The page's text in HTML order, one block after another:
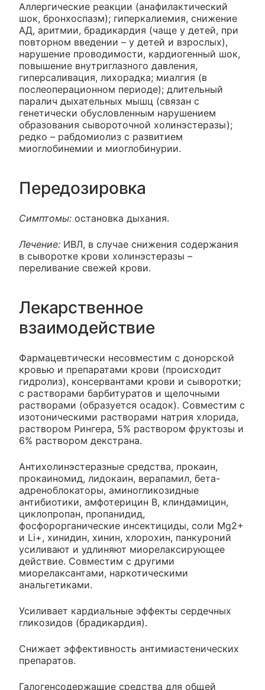
Аллергические реакции (анафилактический
шок, бронхоспазм); гиперкалиемия, снижение
АД, аритмии, брадикардия (чаще у детей, при
повторном введении – у детей и взрослых),
нарушение проводимости, кардиогенный шок,
повышение внутриглазного давления,
гиперсаливация, лихорадка; миалгия (в
послеоперационном периоде); длительный
паралич дыхательных мышц (связан с
генетически обусловленным нарушением
образования сывороточной холинэстеразы);
редко – рабдомиолиз с развитием
миоглобинемии и миоглобинурии.
Передозировка
Симптомы: остановка дыхания.
Лечение: ИВЛ, в случае снижения содержания
в сыворотке крови холинэстеразы –
переливание свежей крови.
Лекарственное
взаимодействие
Фармацевтически несовместим с донорской
кровью и препаратами крови (происходит
гидролиз), консервантами крови и сыворотки;
с растворами барбитуратов и щелочными
растворами (образуется осадок). Совместим с
изотоническими растворами натрия хлорида,
раствором Рингера, 5% раствором фруктозы и
6% раствором декстрана.
Антихолинэстеразные средства, прокаин,
прокаиномид, лидокаин, верапамил, бета-
адреноблокаторы, аминогликозидные
антибиотики, амфотерицин B, клиндамицин,
циклопропан, пропанидид,
фосфорорганические инсектициды, соли Mg2+
и Li+, хинидин, хинин, хлорохин, панкуроний
усиливают и удлиняют миорелаксирующее
действие. Совместим с другими
миорелаксантами, наркотическими
анальгетиками.
Усиливает кардиальные эффекты сердечных
гликозидов (брадикардия).
Снижает эффективность антимиастенических
препаратов.
Галогенсодержащие средства для общей